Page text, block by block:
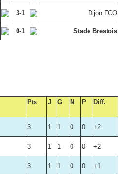
3-1 Dijon FCO
0-1 Stade Brestois
Pts J G N P Diff.
3 1 1 0 0 +2
3 1 1 0 0 +2
3 1 1 0 0 +1